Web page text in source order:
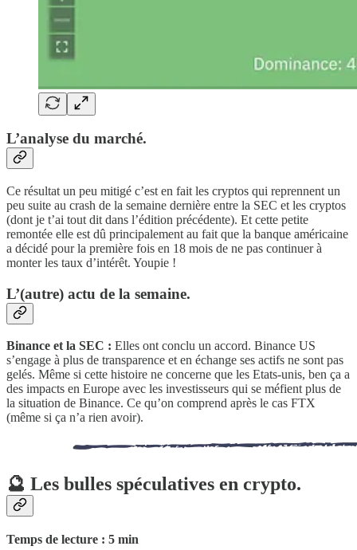
L’analyse du marché.
Ce résultat un peu mitigé c’est en fait les cryptos qui reprennent un
peu suite au crash de la semaine dernière entre la SEC et les cryptos
(dont je t’ai tout dit dans l’édition précédente). Et cette petite
remontée elle est dû principalement au fait que la banque américaine
a décidé pour la première fois en 18 mois de ne pas continuer à
monter les taux d’intérêt. Youpie !
L’(autre) actu de la semaine.
Binance et la SEC : Elles ont conclu un accord. Binance US
s’engage à plus de transparence et en échange ses actifs ne sont pas
gelés. Même si cette histoire ne concerne que les Etats-unis, ben ça a
des impacts en Europe avec les investisseurs qui se méfient plus de
la situation de Binance. Ce qu’on comprend après le cas FTX
(même si ça n’a rien avoir).
🔮 Les bulles spéculatives en crypto.
Temps de lecture : 5 min